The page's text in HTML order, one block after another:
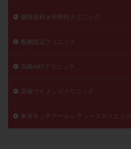
藤田医科大学羽田クリニック
醍醐渡辺クリニック
高崎ARTクリニック
高橋ウイメンズクリニック
麻布モンテアール レディースクリニック